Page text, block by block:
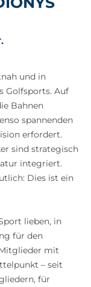
und in
Golfsports. Auf
Bahnen
spannenden
erfordert.
sind strategisch
integriert.
Dies ist ein
lieben, in
für den
mit
– seit
für